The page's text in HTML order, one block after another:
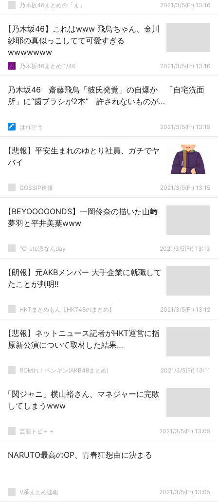
乃木坂46まとめの「ま」 2021/3/5(Fr) 13:16
【乃木坂46】これはwww 飛鳥ちゃん、金川
紗耶の真似っこしてて可愛すぎる
wwwwwww
乃木坂46まとめ 1/46 2021/3/5(Fr) 13:16
乃木坂46 齋藤飛鳥「彼氏発覚」の自爆か 「自宅洗面
所」に“歯ブラシが2本” 許されないものが…
はれぞう 2021/3/5(Fr) 13:15
【悲報】平安生まれのゆとり社員、ガチでヤ
バイ
GOSSIP速報 2021/3/5(Fr) 13:15
【BEYOOOOONDS】一岡伶奈の描いた山﨑
夢羽と平井美葉www
℃-ute派なんday 2021/3/5(Fr) 13:13
【朗報】元AKBメンバー 大手企業に就職して
たことが判明‼︎
HKTまとめもん【HKT48のまとめ】 2021/3/5(Fr) 13:12
【悲報】ネットニュース記者がHKT運営に指
原新公演について取材した結果…
ROMれ！ペンギン(AKB48まとめ) 2021/3/5(Fr) 13:11
「関ジャニ」横山裕さん、マネジャーに完敗
してしまうwww
芸能トピ＋＋ 2021/3/5(Fr) 13:05
NARUTO最高のOP、青春狂想曲に決まる
V系まとめ速報 2021/3/5(Fr) 13:05